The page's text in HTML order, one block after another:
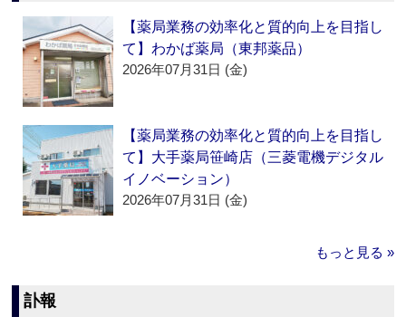
【薬局業務の効率化と質的向上を目指し
て】わかば薬局（東邦薬品）
2026年07月31日 (金)
【薬局業務の効率化と質的向上を目指し
て】大手薬局笹崎店（三菱電機デジタル
イノベーション）
2026年07月31日 (金)
もっと見る »
訃報